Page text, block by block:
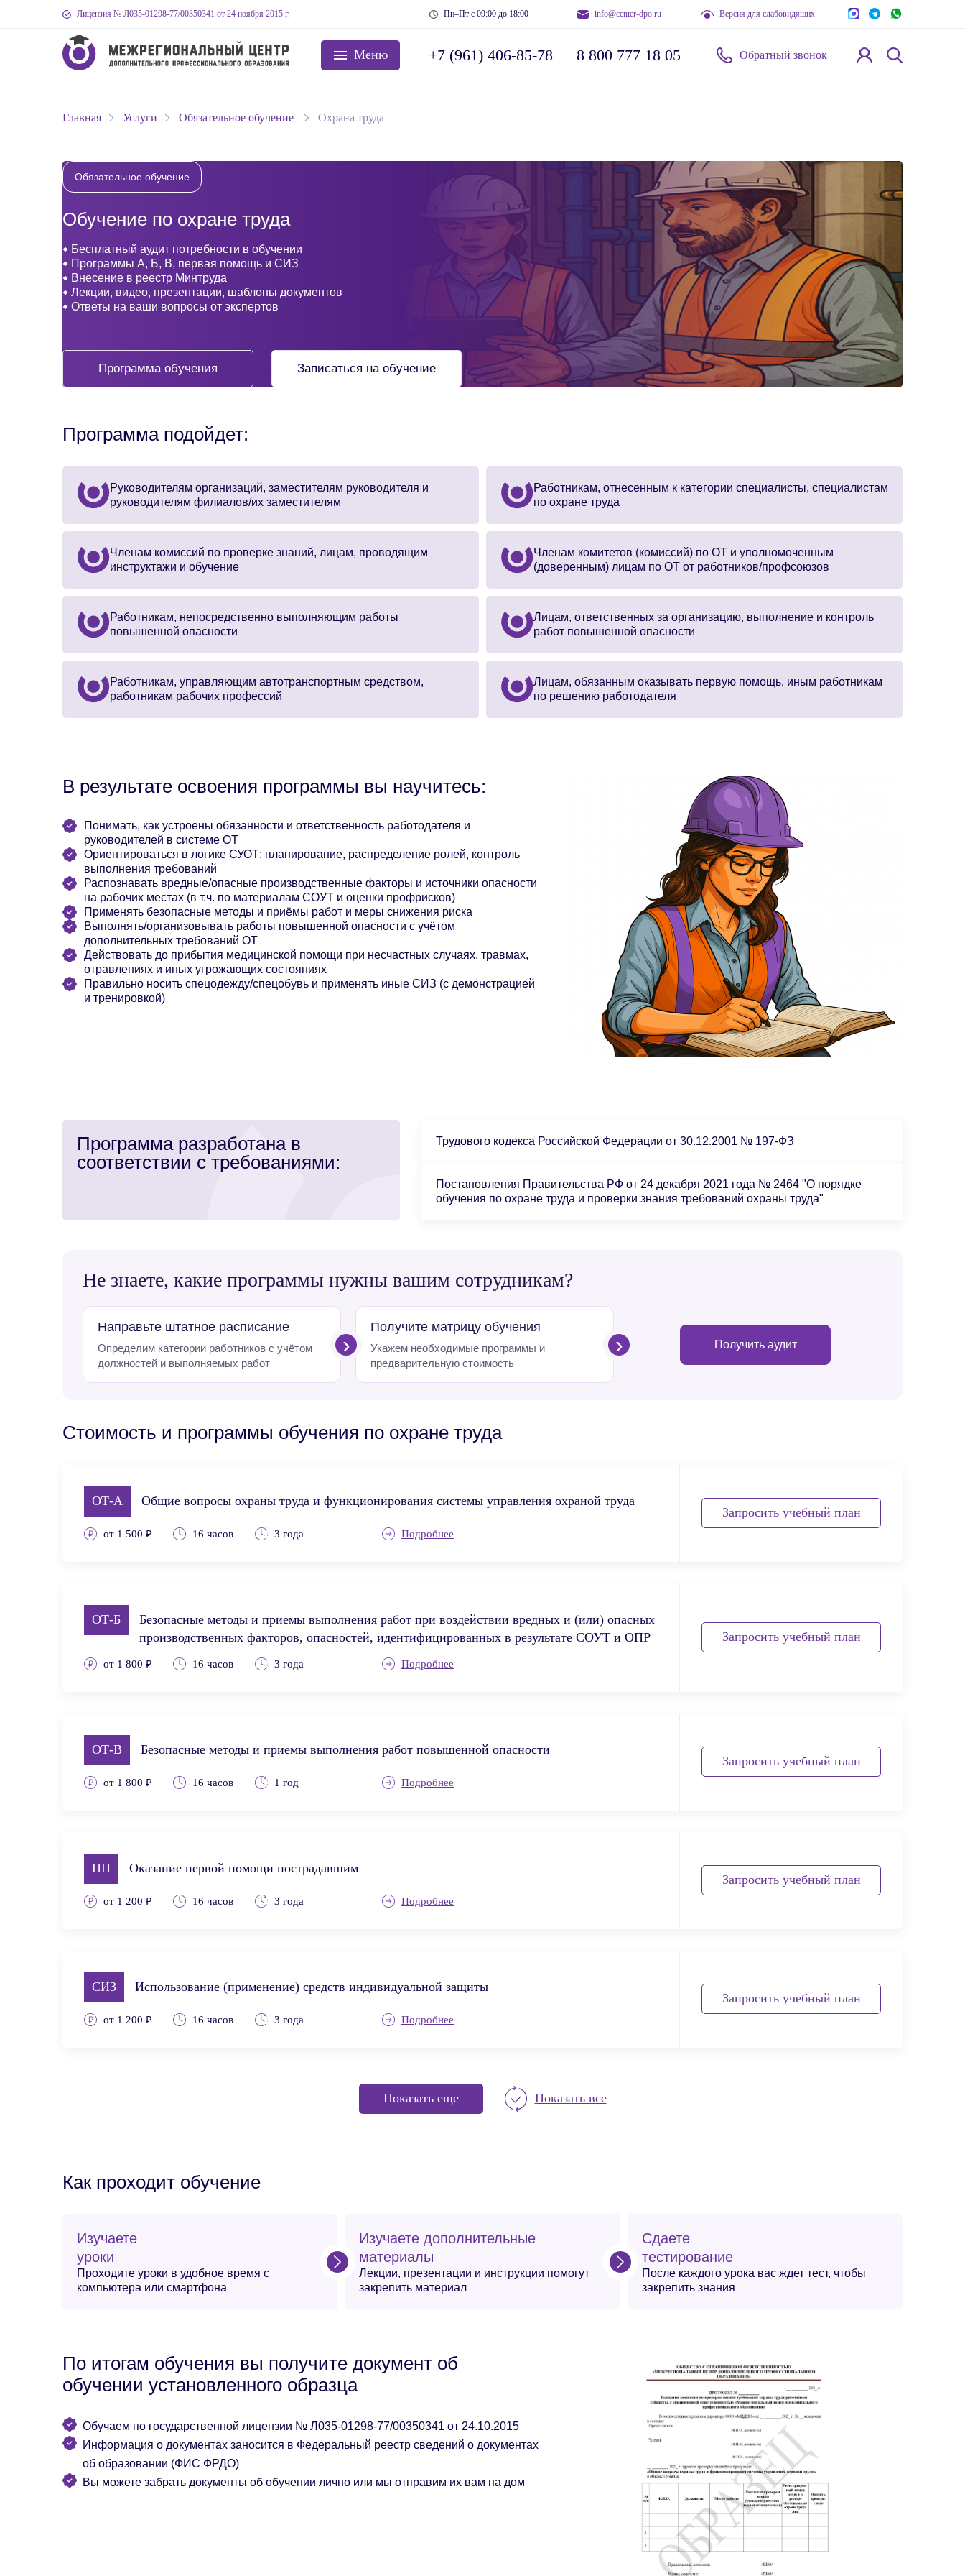
Лицензия № Л035-01298-77/00350341 от 24 ноября 2015 г. Пн–Пт с 09:00 до 18:00 info@center-dpo.ru Версия для слабовидящих
Меню +7 (961) 406-85-78 8 800 777 18 05 Обратный звонок
Главная Услуги Обязательное обучение Охрана труда
Обязательное обучение
Обучение по охране труда
Бесплатный аудит потребности в обучении
Программы А, Б, В, первая помощь и СИЗ
Внесение в реестр Минтруда
Лекции, видео, презентации, шаблоны документов
Ответы на ваши вопросы от экспертов
Программа обучения Записаться на обучение
Программа подойдет:
Руководителям организаций, заместителям руководителя и
руководителям филиалов/их заместителям
Работникам, отнесенным к категории специалисты, специалистам
по охране труда
Членам комиссий по проверке знаний, лицам, проводящим
инструктажи и обучение
Членам комитетов (комиссий) по ОТ и уполномоченным
(доверенным) лицам по ОТ от работников/профсоюзов
Работникам, непосредственно выполняющим работы
повышенной опасности
Лицам, ответственных за организацию, выполнение и контроль
работ повышенной опасности
Работникам, управляющим автотранспортным средством,
работникам рабочих профессий
Лицам, обязанным оказывать первую помощь, иным работникам
по решению работодателя
В результате освоения программы вы научитесь:
Понимать, как устроены обязанности и ответственность работодателя и
руководителей в системе ОТ
Ориентироваться в логике СУОТ: планирование, распределение ролей, контроль
выполнения требований
Распознавать вредные/опасные производственные факторы и источники опасности
на рабочих местах (в т.ч. по материалам СОУТ и оценки профрисков)
Применять безопасные методы и приёмы работ и меры снижения риска
Выполнять/организовывать работы повышенной опасности с учётом
дополнительных требований ОТ
Действовать до прибытия медицинской помощи при несчастных случаях, травмах,
отравлениях и иных угрожающих состояниях
Правильно носить спецодежду/спецобувь и применять иные СИЗ (с демонстрацией
и тренировкой)
Программа разработана в
соответствии с требованиями:
Трудового кодекса Российской Федерации от 30.12.2001 № 197-ФЗ
Постановления Правительства РФ от 24 декабря 2021 года № 2464 "О порядке
обучения по охране труда и проверки знания требований охраны труда"
Не знаете, какие программы нужны вашим сотрудникам?
Направьте штатное расписание
Определим категории работников с учётом
должностей и выполняемых работ
›
Получите матрицу обучения
Укажем необходимые программы и
предварительную стоимость
› Получить аудит
Стоимость и программы обучения по охране труда
ОТ-А Общие вопросы охраны труда и функционирования системы управления охраной труда
от 1 500 ₽ 16 часов 3 года
Запросить учебный план
Подробнее
ОТ-Б
Безопасные методы и приемы выполнения работ при воздействии вредных и (или) опасных
производственных факторов, опасностей, идентифицированных в результате СОУТ и ОПР
от 1 800 ₽ 16 часов 3 года
Запросить учебный план
Подробнее
ОТ-В Безопасные методы и приемы выполнения работ повышенной опасности
от 1 800 ₽ 16 часов 1 год
Запросить учебный план
Подробнее
ПП Оказание первой помощи пострадавшим
от 1 200 ₽ 16 часов 3 года
Запросить учебный план
Подробнее
СИЗ Использование (применение) средств индивидуальной защиты
от 1 200 ₽ 16 часов 3 года
Запросить учебный план
Подробнее
Показать еще Показать все
Как проходит обучение
Изучаете
уроки
Проходите уроки в удобное время с
компьютера или смартфона
Изучаете дополнительные
материалы
Лекции, презентации и инструкции помогут
закрепить материал
Сдаете
тестирование
После каждого урока вас ждет тест, чтобы
закрепить знания
По итогам обучения вы получите документ об
обучении установленного образца
Обучаем по государственной лицензии № Л035-01298-77/00350341 от 24.10.2015
Информация о документах заносится в Федеральный реестр сведений о документах
об образовании (ФИС ФРДО)
Вы можете забрать документы об обучении лично или мы отправим их вам на дом